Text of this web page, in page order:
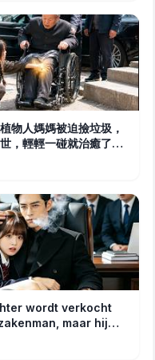
haar man al jaren
de scheiding
ware identiteit, en
daar vreselijke spijt
de vrouwelijke
物人媽媽被迫撿垃圾，
，輕輕一碰就治癒了首
富立馬帶她回豪宅讓她
wordt verkocht
maar hij
haar en neemt